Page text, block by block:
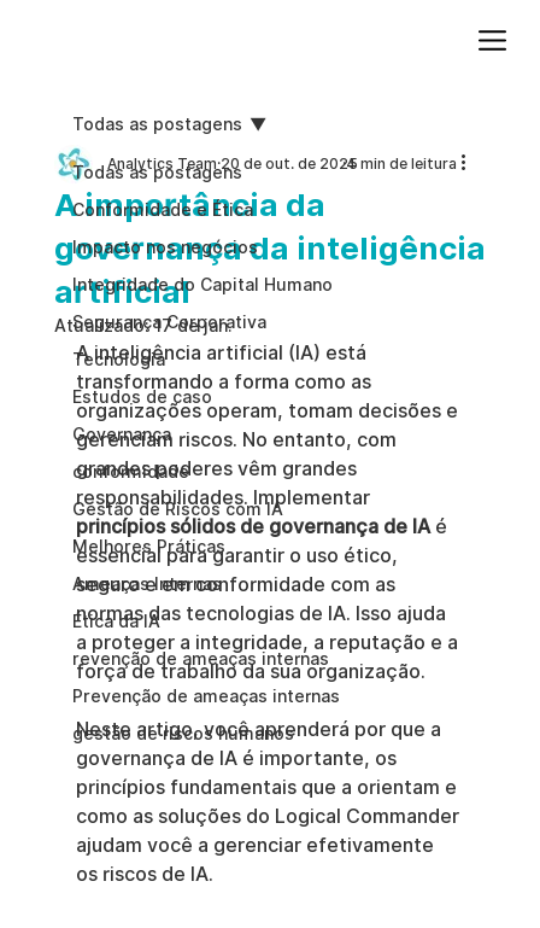
Todas as postagens
Conformidade e Ética
Impacto nos negócios
Integridade do Capital Humano
Segurança Corporativa
Tecnologia
Estudos de caso
Governança
conformidade
Gestão de Riscos com IA
Melhores Práticas
Ameaças Internas
Ética da IA
revenção de ameaças internas
Prevenção de ameaças internas
gestão de riscos humanos
Todas as postagens
A importância da
governança da inteligência
artificial
Analytics Team 20 de out. de 20254 min de leitura
Atualizado:17 de jan.
A inteligência artificial (IA) está
transformando a forma como as
organizações operam, tomam decisões e
gerenciam riscos. No entanto, com
grandes poderes vêm grandes
responsabilidades. Implementar
princípios sólidos de governança de IA é
essencial para garantir o uso ético,
seguro e em conformidade com as
normas das tecnologias de IA. Isso ajuda
a proteger a integridade, a reputação e a
força de trabalho da sua organização.
Neste artigo, você aprenderá por que a
governança de IA é importante, os
princípios fundamentais que a orientam e
como as soluções do Logical Commander
ajudam você a gerenciar efetivamente
os riscos de IA.